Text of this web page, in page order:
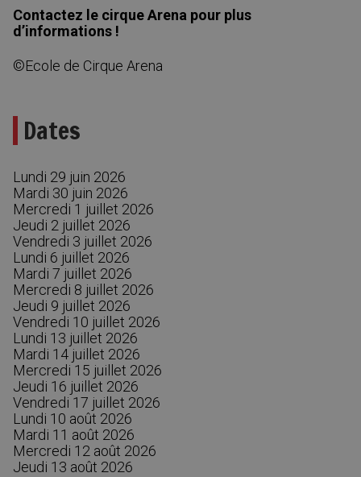
Contactez le cirque Arena pour plus
d’informations !
©Ecole de Cirque Arena
Dates
Lundi 29 juin 2026
Mardi 30 juin 2026
Mercredi 1 juillet 2026
Jeudi 2 juillet 2026
Vendredi 3 juillet 2026
Lundi 6 juillet 2026
Mardi 7 juillet 2026
Mercredi 8 juillet 2026
Jeudi 9 juillet 2026
Vendredi 10 juillet 2026
Lundi 13 juillet 2026
Mardi 14 juillet 2026
Mercredi 15 juillet 2026
Jeudi 16 juillet 2026
Vendredi 17 juillet 2026
Lundi 10 août 2026
Mardi 11 août 2026
Mercredi 12 août 2026
Jeudi 13 août 2026